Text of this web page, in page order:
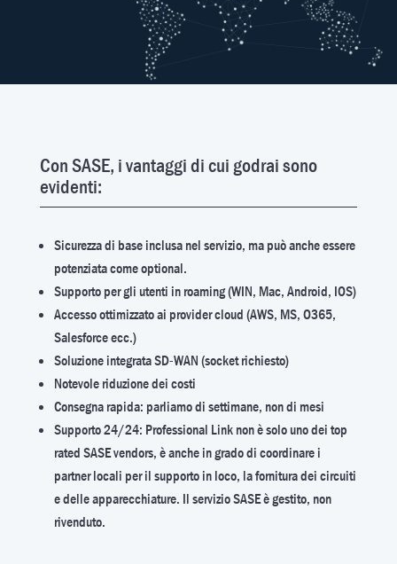
Con SASE, i vantaggi di cui godrai sono
evidenti:
Sicurezza di base inclusa nel servizio, ma può anche essere
potenziata come optional.
Supporto per gli utenti in roaming (WIN, Mac, Android, IOS)
Accesso ottimizzato ai provider cloud (AWS, MS, O365,
Salesforce ecc.)
Soluzione integrata SD-WAN (socket richiesto)
Notevole riduzione dei costi
Consegna rapida: parliamo di settimane, non di mesi
Supporto 24/24: Professional Link non è solo uno dei top
rated SASE vendors, è anche in grado di coordinare i
partner locali per il supporto in loco, la fornitura dei circuiti
e delle apparecchiature. Il servizio SASE è gestito, non
rivenduto.